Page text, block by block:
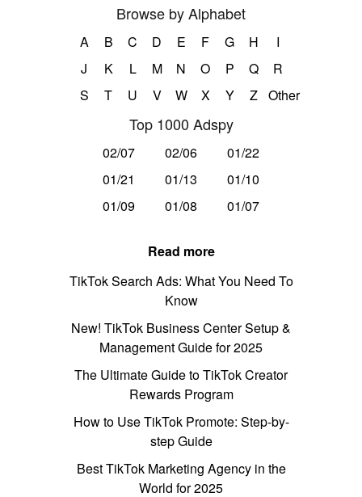
Browse by Alphabet
A B C D E F G H
I
J
K L M N O P Q
R
S
T U V W X Y Z Other
Top 1000 Adspy
02/07 02/06
01/22
01/21
01/13
01/10
01/09
01/08 01/07
Read more
TikTok Search Ads: What You Need To
Know
New! TikTok Business Center Setup &
Management Guide for 2025
The Ultimate Guide to TikTok Creator
Rewards Program
How to Use TikTok Promote: Step-by-
step Guide
Best TikTok Marketing Agency in the
World for 2025